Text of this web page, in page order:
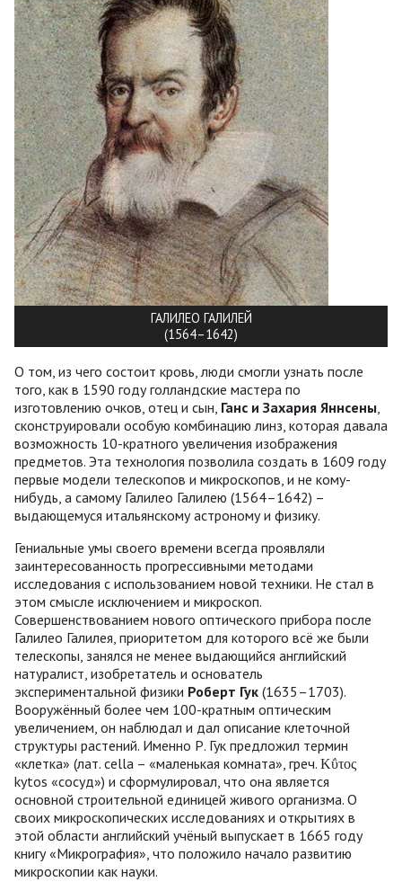
ГАЛИЛЕО ГАЛИЛЕЙ
(1564–1642)
О том, из чего состоит кровь, люди смогли узнать после
того, как в 1590 году голландские мастера по
изготовлению очков, отец и сын, Ганс и Захария Яннсены,
сконструировали особую комбинацию линз, которая давала
возможность 10-кратного увеличения изображения
предметов. Эта технология позволила создать в 1609 году
первые модели телескопов и микроскопов, и не кому-
нибудь, а самому Галилео Галилею (1564–1642) –
выдающемуся итальянскому астроному и физику.
Гениальные умы своего времени всегда проявляли
заинтересованность прогрессивными методами
исследования с использованием новой техники. Не стал в
этом смысле исключением и микроскоп.
Совершенствованием нового оптического прибора после
Галилео Галилея, приоритетом для которого всё же были
телескопы, занялся не менее выдающийся английский
натуралист, изобретатель и основатель
экспериментальной физики Роберт Гук (1635–1703).
Вооружённый более чем 100-кратным оптическим
увеличением, он наблюдал и дал описание клеточной
структуры растений. Именно Р. Гук предложил термин
«клетка» (лат. сella – «маленькая комната», греч. Κΰτος
kytos «сосуд») и сформулировал, что она является
основной строительной единицей живого организма. О
своих микроскопических исследованиях и открытиях в
этой области английский учёный выпускает в 1665 году
книгу «Микрография», что положило начало развитию
микроскопии как науки.